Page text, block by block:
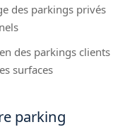
des parkings privés
des parkings clients
surfaces
parking